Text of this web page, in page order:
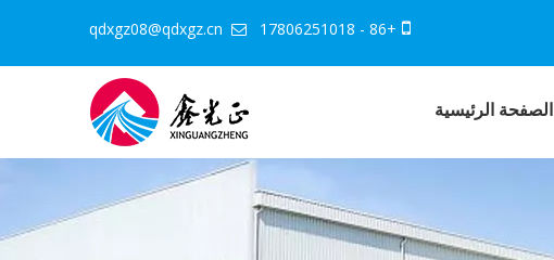

+86 - 17806251018

qdxgz08@qdxgz.cn
الصفحة الرئيسية